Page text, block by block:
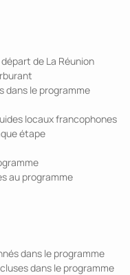
de La Réunion
dans le programme
locaux francophones
étape
au programme
dans le programme
dans le programme